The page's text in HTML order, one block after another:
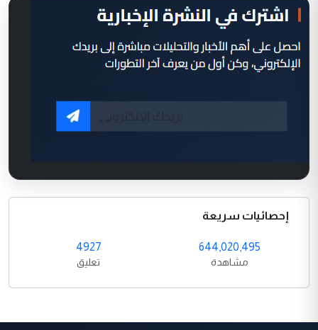
إحصائيات سريعة
644,020,495
مشاهدة
4927
تعليق